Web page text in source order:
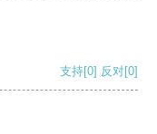
支持[0] 反对[0]